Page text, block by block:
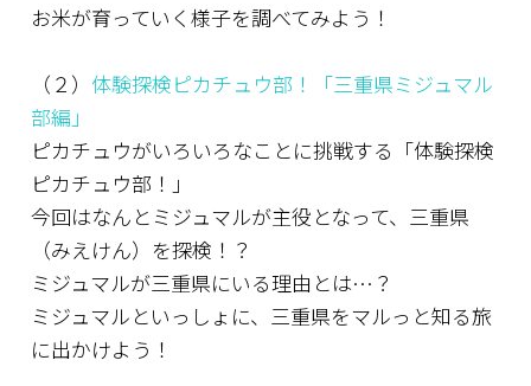
お米が育っていく様子を調べてみよう！
（２） 体験探検ピカチュウ部！「三重県ミジュマル
部編」
ピカチュウがいろいろなことに挑戦する「体験探検
ピカチュウ部！」
今回はなんとミジュマルが主役となって、三重県
（みえけん）を探検！？
ミジュマルが三重県にいる理由とは…？
ミジュマルといっしょに、三重県をマルっと知る旅
に出かけよう！